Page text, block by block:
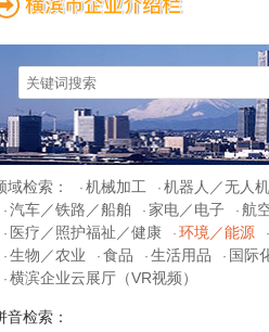
域检索： · 机械加工 · 机器人／无人机
· 汽车／铁路／船舶 · 家电／电子 · 航
· 医疗／照护福祉／健康 · 环境／能源
·
· 生物／农业 · 食品 · 生活用品 · 国际
· 横滨企业云展厅（VR视频）
音检索：